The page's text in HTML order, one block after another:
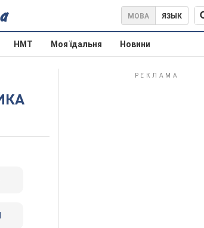
МОВА ЯЗЫК
НМТ Моя їдальня Новини